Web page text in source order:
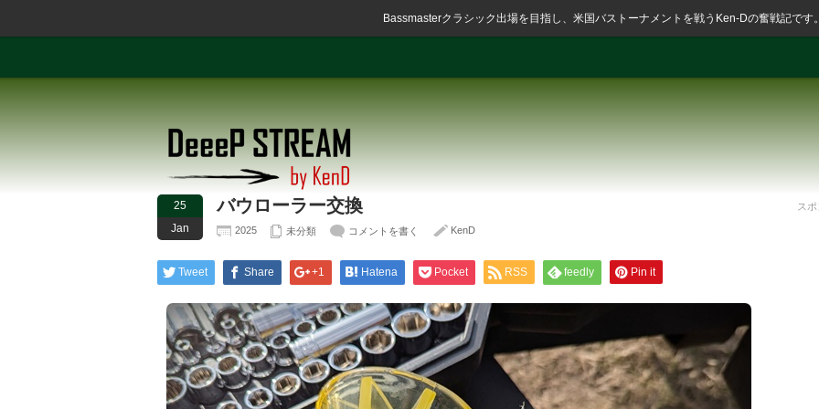
Bassmasterクラシック出場を目指し、米国バストーナメントを戦うKen-Dの奮戦記です
25
Jan
バウローラー交換
2025 未分類 コメントを書く KenD
Tweet Share +1 Hatena Pocket RSS feedly Pin it
ス